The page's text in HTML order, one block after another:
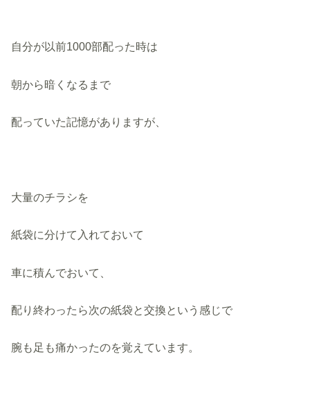
自分が以前1000部配った時は
朝から暗くなるまで
配っていた記憶がありますが、
大量のチラシを
紙袋に分けて入れておいて
車に積んでおいて、
配り終わったら次の紙袋と交換という感じで
腕も足も痛かったのを覚えています。